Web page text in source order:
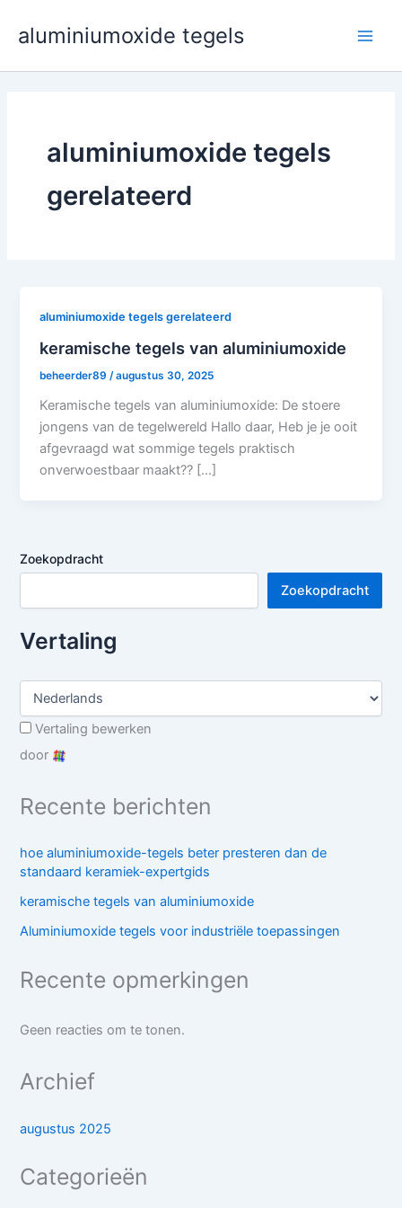
naar
inhoud
aluminiumoxide tegels
aluminiumoxide tegels
gerelateerd
aluminiumoxide tegels gerelateerd
keramische tegels van aluminiumoxide
beheerder89/augustus 30, 2025
Keramische tegels van aluminiumoxide: De stoere
jongens van de tegelwereld Hallo daar, Heb je je ooit
afgevraagd wat sommige tegels praktisch
onverwoestbaar maakt?? […]
Zoekopdracht
Zoekopdracht
Vertaling
Vertaling bewerken
door
Recente berichten
hoe aluminiumoxide-tegels beter presteren dan de
standaard keramiek-expertgids
keramische tegels van aluminiumoxide
Aluminiumoxide tegels voor industriële toepassingen
Recente opmerkingen
Geen reacties om te tonen.
Archief
augustus 2025
Categorieën